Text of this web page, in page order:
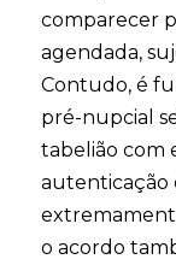
comparecer
agendada,
Contudo, é
pré-nupcial
tabelião com
autenticação
o acordo